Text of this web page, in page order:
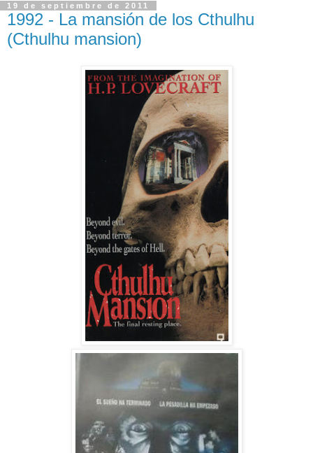
19 de septiembre de 2011
1992 - La mansión de los Cthulhu
(Cthulhu mansion)